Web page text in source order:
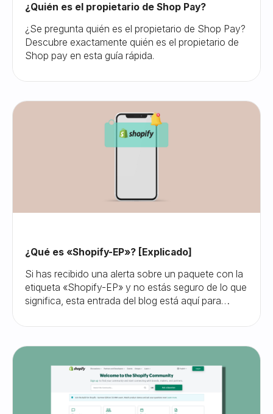
¿Quién es el propietario de Shop Pay?
¿Se pregunta quién es el propietario de Shop Pay?
Descubre exactamente quién es el propietario de
Shop pay en esta guía rápida.
¿Qué es «Shopify-EP»? [Explicado]
Si has recibido una alerta sobre un paquete con la
etiqueta «Shopify-EP» y no estás seguro de lo que
significa, esta entrada del blog está aquí para